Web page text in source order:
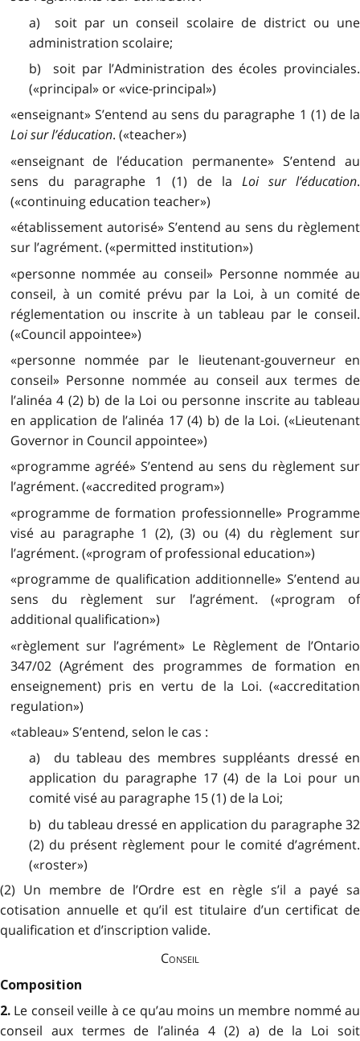
a) soit par un conseil scolaire de district ou une
administration scolaire;
b) soit par l’Administration des écoles provinciales.
(«principal» or «vice-principal»)
«enseignant» S’entend au sens du paragraphe 1 (1) de la
Loi sur l’éducation. («teacher»)
«enseignant de l’éducation permanente» S’entend au
sens du paragraphe 1 (1) de la Loi sur l’éducation.
(«continuing education teacher»)
«établissement autorisé» S’entend au sens du règlement
sur l’agrément. («permitted institution»)
«personne nommée au conseil» Personne nommée au
conseil, à un comité prévu par la Loi, à un comité de
réglementation ou inscrite à un tableau par le conseil.
(«Council appointee»)
«personne nommée par le lieutenant-gouverneur en
conseil» Personne nommée au conseil aux termes de
l’alinéa 4 (2) b) de la Loi ou personne inscrite au tableau
en application de l’alinéa 17 (4) b) de la Loi. («Lieutenant
Governor in Council appointee»)
«programme agréé» S’entend au sens du règlement sur
l’agrément. («accredited program»)
«programme de formation professionnelle» Programme
visé au paragraphe 1 (2), (3) ou (4) du règlement sur
l’agrément. («program of professional education»)
«programme de qualification additionnelle» S’entend au
sens du règlement sur l’agrément. («program of
additional qualification»)
«règlement sur l’agrément» Le Règlement de l’Ontario
347/02 (Agrément des programmes de formation en
enseignement) pris en vertu de la Loi. («accreditation
regulation»)
«tableau» S’entend, selon le cas :
a) du tableau des membres suppléants dressé en
application du paragraphe 17 (4) de la Loi pour un
comité visé au paragraphe 15 (1) de la Loi;
b) du tableau dressé en application du paragraphe 32
(2) du présent règlement pour le comité d’agrément.
(«roster»)
(2) Un membre de l’Ordre est en règle s’il a payé sa
cotisation annuelle et qu’il est titulaire d’un certificat de
qualification et d’inscription valide.
Conseil
Composition
2. Le conseil veille à ce qu’au moins un membre nommé au
conseil aux termes de l’alinéa 4 (2) a) de la Loi soit